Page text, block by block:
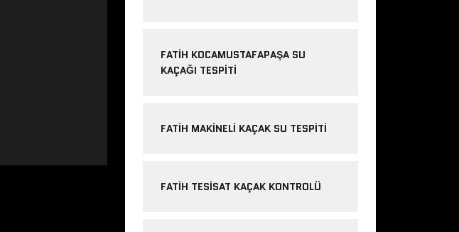
FATIH KOCAMUSTAFAPAŞA SU
KAÇAĞI TESPITI
FATIH MAKINELI KAÇAK SU TESPITI
FATIH TESISAT KAÇAK KONTROLÜ